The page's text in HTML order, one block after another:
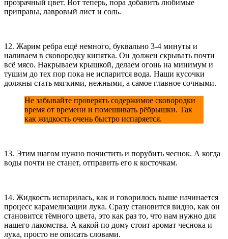
прозрачный цвет. Вот теперь, пора добавить любимые
приправы, лавровый лист и соль.
12. Жарим ребра ещё немного, буквально 3-4 минуты и
наливаем в сковородку кипятка. Он должен скрывать почти
всё мясо. Накрываем крышкой, делаем огонь на минимум и
тушим до тех пор пока не испарится вода. Наши кусочки
должны стать мягкими, нежными, а самое главное сочными.
Не забывайте проверять содержимое сковородки
время от времени и помешивать рёбрышки. Так
как жидкость очень быстро испаряется.
13. Этим шагом нужно почистить и порубить чеснок. А когда
воды почти не станет, отправить его к косточкам.
14. Жидкость испарилась, как и говорилось выше начинается
процесс карамелизации лука. Сразу становится видно, как он
становится тёмного цвета, это как раз то, что нам нужно для
нашего лакомства. А какой по дому стоит аромат чеснока и
лука, просто не описать словами.